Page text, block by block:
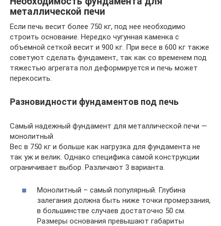
металлической печи
Если печь весит более 750 кг, под нее необходимо
строить основание. Нередко чугунная каменка с
объемной сеткой весит и 900 кг. При весе в 600 кг также
советуют сделать фундамент, так как со временем под
тяжестью агрегата пол деформируется и печь может
перекосить.
Разновидности фундаментов под печь
Самый надежный фундамент для металлической печи —
монолитный
Вес в 750 кг и больше как нагрузка для фундамента не
так уж и велик. Однако специфика самой конструкции
ограничивает выбор. Различают 3 варианта.
Монолитный – самый популярный. Глубина
залегания должна быть ниже точки промерзания,
в большинстве случаев достаточно 50 см.
Размеры основания превышают габариты